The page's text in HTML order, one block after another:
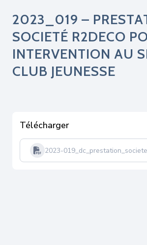
2023_019 –
SOCIETÉ R2DECO
INTERVENTION AU
CLUB JEUNESSE
Télécharger
2023-